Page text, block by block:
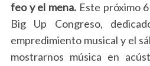
feo y el mena. Este próximo
Big Up Congreso,
empredimiento musical y el
mostrarnos música en